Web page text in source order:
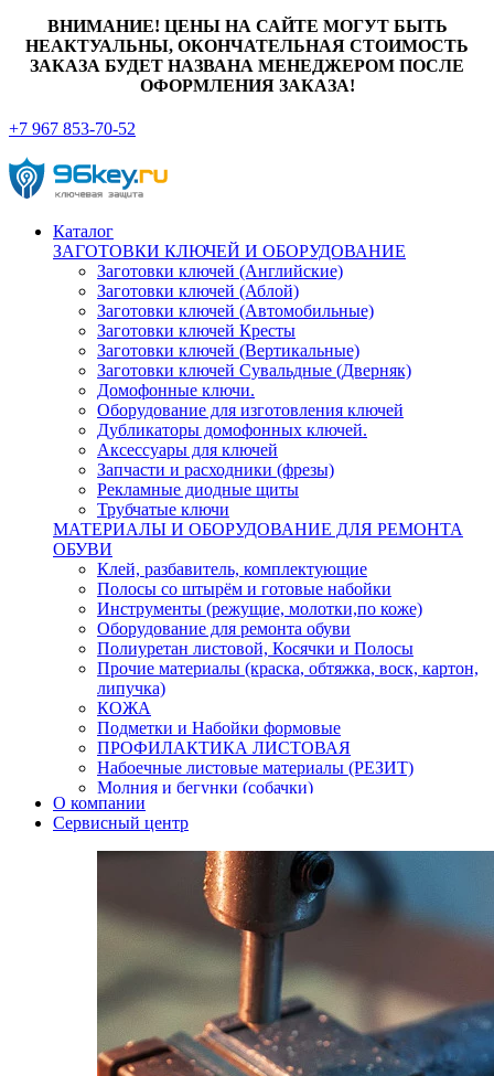
ВНИМАНИЕ! ЦЕНЫ НА САЙТЕ МОГУТ БЫТЬ
НЕАКТУАЛЬНЫ, ОКОНЧАТЕЛЬНАЯ СТОИМОСТЬ
ЗАКАЗА БУДЕТ НАЗВАНА МЕНЕДЖЕРОМ ПОСЛЕ
ОФОРМЛЕНИЯ ЗАКАЗА!
+7 967 853-70-52
Каталог
ЗАГОТОВКИ КЛЮЧЕЙ И ОБОРУДОВАНИЕ
Заготовки ключей (Английские)
Заготовки ключей (Аблой)
Заготовки ключей (Автомобильные)
Заготовки ключей Кресты
Заготовки ключей (Вертикальные)
Заготовки ключей Сувальдные (Дверняк)
Домофонные ключи.
Оборудование для изготовления ключей
Дубликаторы домофонных ключей.
Аксессуары для ключей
Запчасти и расходники (фрезы)
Рекламные диодные щиты
Трубчатые ключи
МАТЕРИАЛЫ И ОБОРУДОВАНИЕ ДЛЯ РЕМОНТА
ОБУВИ
Клей, разбавитель, комплектующие
Полосы со штырём и готовые набойки
Инструменты (режущие, молотки,по коже)
Оборудование для ремонта обуви
Полиуретан листовой, Косячки и Полосы
Прочие материалы (краска, обтяжка, воск, картон,
липучка)
КОЖА
Подметки и Набойки формовые
ПРОФИЛАКТИКА ЛИСТОВАЯ
Набоечные листовые материалы (РЕЗИТ)
Молния и бегунки (собачки)
Нитки,иглы-шило,крючки.
Уход и косметика для обуви
Кнопки (магнитые,кобурные)
Пряжки для ремня
О компании
Сервисный центр